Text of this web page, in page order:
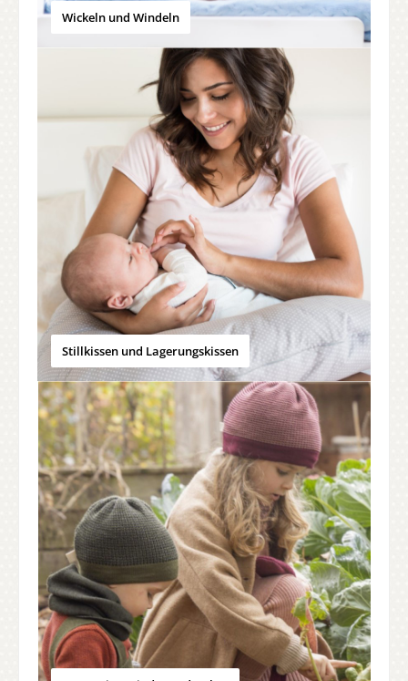
Wickeln und Windeln
Stillkissen und Lagerungskissen